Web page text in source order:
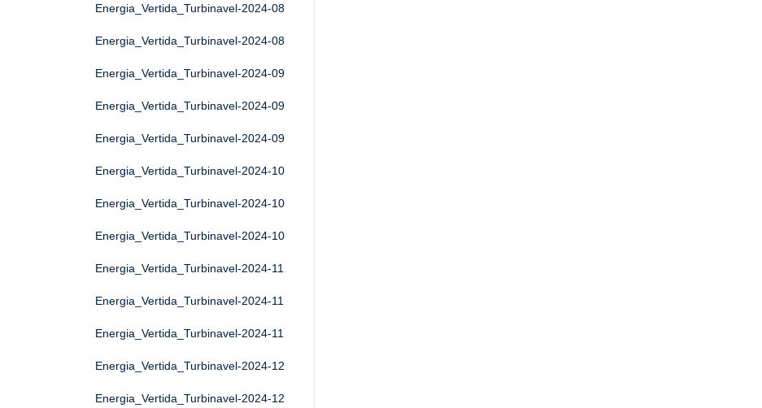
Energia_Vertida_Turbinavel-2024-08
Energia_Vertida_Turbinavel-2024-08
Energia_Vertida_Turbinavel-2024-09
Energia_Vertida_Turbinavel-2024-09
Energia_Vertida_Turbinavel-2024-09
Energia_Vertida_Turbinavel-2024-10
Energia_Vertida_Turbinavel-2024-10
Energia_Vertida_Turbinavel-2024-10
Energia_Vertida_Turbinavel-2024-11
Energia_Vertida_Turbinavel-2024-11
Energia_Vertida_Turbinavel-2024-11
Energia_Vertida_Turbinavel-2024-12
Energia_Vertida_Turbinavel-2024-12